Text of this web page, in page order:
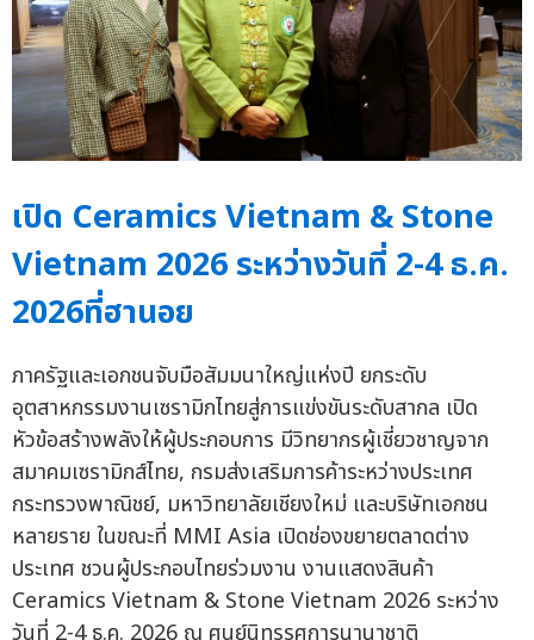
เปิด Ceramics Vietnam & Stone
Vietnam 2026 ระหว่างวันที่ 2-4 ธ.ค.
2026ที่ฮานอย
ภาครัฐและเอกชนจับมือสัมมนาใหญ่แห่งปี ยกระดับ
อุตสาหกรรมงานเซรามิกไทยสู่การแข่งขันระดับสากล เปิด
หัวข้อสร้างพลังให้ผู้ประกอบการ มีวิทยากรผู้เชี่ยวชาญจาก
สมาคมเซรามิกส์ไทย, กรมส่งเสริมการค้าระหว่างประเทศ
กระทรวงพาณิชย์, มหาวิทยาลัยเชียงใหม่ และบริษัทเอกชน
หลายราย ในขณะที่ MMI Asia เปิดช่องขยายตลาดต่าง
ประเทศ ชวนผู้ประกอบไทยร่วมงาน งานแสดงสินค้า
Ceramics Vietnam & Stone Vietnam 2026 ระหว่าง
วันที่ 2-4 ธ.ค. 2026 ณ ศูนย์นิทรรศการนานาชาติ